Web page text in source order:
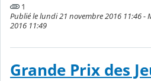
1
Publié le lundi 21 novembre 2016 11:46 -
2016 11:49
Grande Prix des